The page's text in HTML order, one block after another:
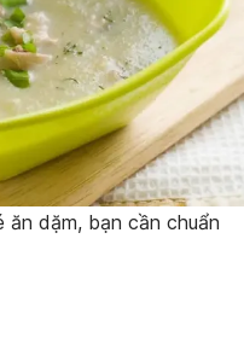
dặm, bạn cần chuẩn